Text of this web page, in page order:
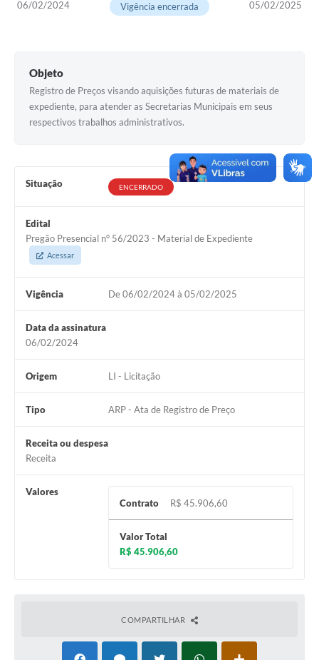
Diário Oficial
Secretarias
A Nossa Cidade
06/02/2024 05/02/2025
Vigência encerrada
Objeto
Registro de Preços visando aquisições futuras de materiais de
expediente, para atender as Secretarias Municipais em seus
respectivos trabalhos administrativos.
Situação ENCERRADO
Edital
Pregão Presencial n° 56/2023 - Material de Expediente
Acessar
Vigência De 06/02/2024 à 05/02/2025
Data da assinatura
06/02/2024
Origem LI - Licitação
Tipo ARP - Ata de Registro de Preço
Receita ou despesa
Receita
Valores
Contrato
R$ 45.906,60
Valor Total
R$ 45.906,60
COMPARTILHAR